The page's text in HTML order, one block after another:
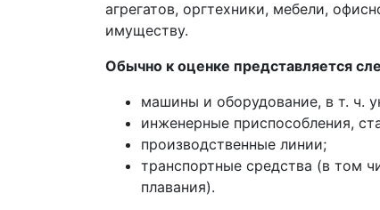
агрегатов, оргтехники, мебели,
имуществу.
Обычно к оценке представляется
машины и оборудование, в т. ч.
инженерные приспособления,
производственные линии;
транспортные средства (в том
плавания).